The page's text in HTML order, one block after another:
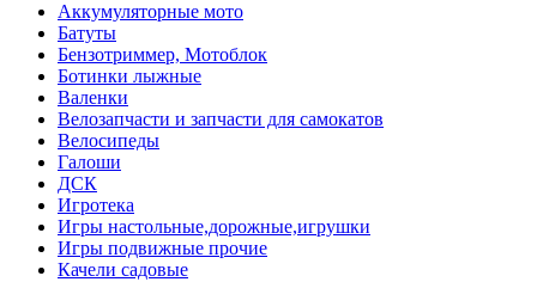
Аккумуляторные мото
Батуты
Бензотриммер, Мотоблок
Ботинки лыжные
Валенки
Велозапчасти и запчасти для самокатов
Велосипеды
Галоши
ДСК
Игротека
Игры настольные,дорожные,игрушки
Игры подвижные прочие
Качели садовые